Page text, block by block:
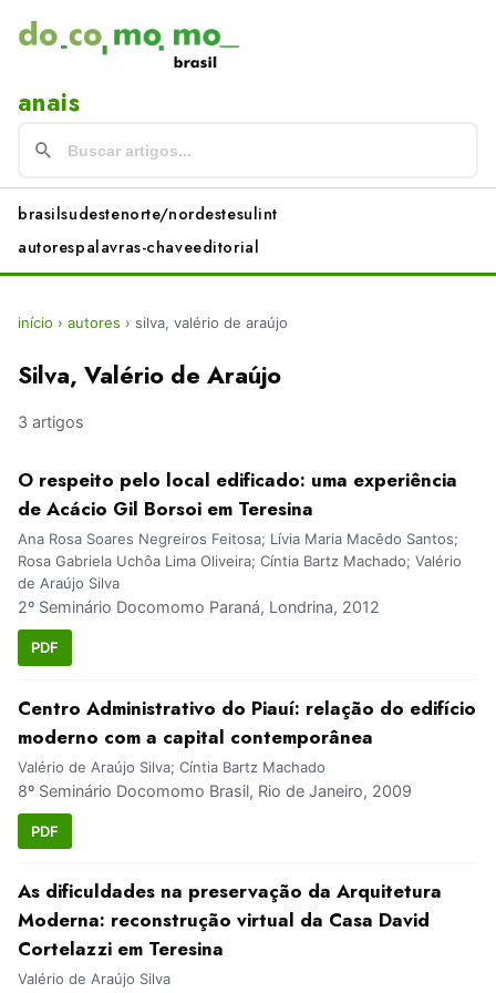
anais
brasilsudestenorte/nordestesulint
autorespalavras-chaveeditorial
início › autores › silva, valério de araújo
Silva, Valério de Araújo
3 artigos
O respeito pelo local edificado: uma experiência
de Acácio Gil Borsoi em Teresina
Ana Rosa Soares Negreiros Feitosa; Lívia Maria Macêdo Santos;
Rosa Gabriela Uchôa Lima Oliveira; Cíntia Bartz Machado; Valério
de Araújo Silva
2º Seminário Docomomo Paraná, Londrina, 2012
PDF
Centro Administrativo do Piauí: relação do edifício
moderno com a capital contemporânea
Valério de Araújo Silva; Cíntia Bartz Machado
8º Seminário Docomomo Brasil, Rio de Janeiro, 2009
PDF
As dificuldades na preservação da Arquitetura
Moderna: reconstrução virtual da Casa David
Cortelazzi em Teresina
Valério de Araújo Silva